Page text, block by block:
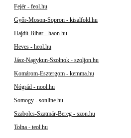
Fejér - feol.hu
Győr-Moson-Sopron - kisalfold.hu
Hajdú-Bihar - haon.hu
Heves - heol.hu
Jász-Nagykun-Szolnok - szoljon.hu
Komárom-Esztergom - kemma.hu
Nógrád - nool.hu
Somogy - sonline.hu
Szabolcs-Szatmár-Bereg - szon.hu
Tolna - teol.hu